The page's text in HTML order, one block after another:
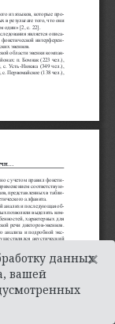
данных
вашей
×